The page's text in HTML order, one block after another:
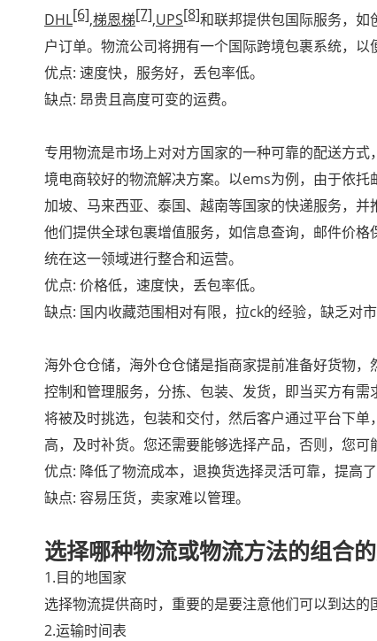
DHL[6],梯恩梯[7],UPS[8]和联邦提供包国际服务，
户订单。物流公司将拥有一个国际跨境包裹系统，
优点: 速度快，服务好，丢包率低。
缺点: 昂贵且高度可变的运费。
专用物流是市场上对对方国家的一种可靠的配送方
境电商较好的物流解决方案。以ems为例，由于依
加坡、马来西亚、泰国、越南等国家的快递服务，并
他们提供全球包裹增值服务，如信息查询，邮件价
统在这一领域进行整合和运营。
优点: 价格低，速度快，丢包率低。
缺点: 国内收藏范围相对有限，拉ck的经验，缺乏对
海外仓仓储，海外仓仓储是指商家提前准备好货物
控制和管理服务，分拣、包装、发货，即当买方有
将被及时挑选，包装和交付，然后客户通过平台下
高，及时补货。您还需要能够选择产品，否则，您可
优点: 降低了物流成本，退换货选择灵活可靠，提高
缺点: 容易压货，卖家难以管理。
选择哪种物流或物流方法的组合
1.目的地国家
选择物流提供商时，重要的是要注意他们可以到达
2.运输时间表